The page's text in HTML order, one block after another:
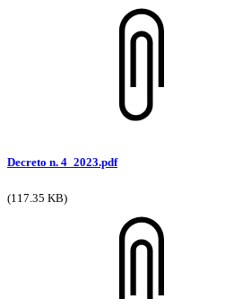
Decreto n. 4_2023.pdf
(117.35 KB)